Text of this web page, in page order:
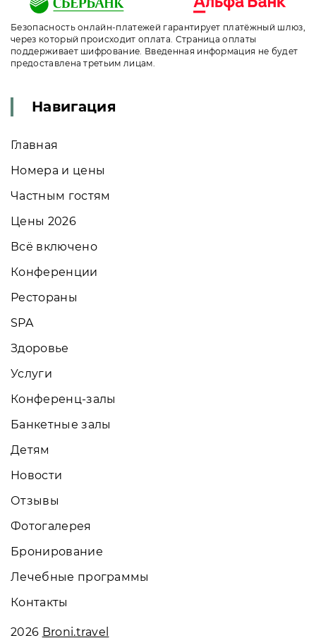
Безопасность онлайн-платежей гарантирует платёжный шлюз,
через который происходит оплата. Страница оплаты
поддерживает шифрование. Введенная информация не будет
предоставлена третьим лицам.
Навигация
Главная
Номера и цены
Частным гостям
Цены 2026
Всё включено
Конференции
Рестораны
SPA
Здоровье
Услуги
Конференц-залы
Банкетные залы
Детям
Новости
Отзывы
Фотогалерея
Бронирование
Лечебные программы
Контакты
2026 Broni.travel